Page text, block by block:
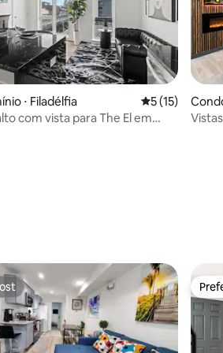
⋅ Filadélfia 5 de uma
5 (15)
com vista para The El em